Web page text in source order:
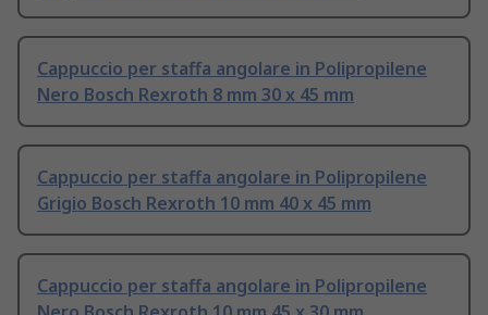
Cappuccio per staffa angolare in Polipropilene
Nero Bosch Rexroth 8 mm 30 x 45 mm
Cappuccio per staffa angolare in Polipropilene
Grigio Bosch Rexroth 10 mm 40 x 45 mm
Cappuccio per staffa angolare in Polipropilene